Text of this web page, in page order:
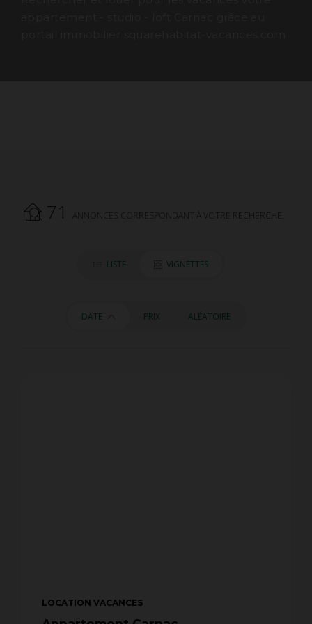
71 ANNONCES CORRESPONDANT À VOTRE RECHERCHE.
LISTE VIGNETTES
DATE PRIX ALÉATOIRE
LOCATION VACANCES